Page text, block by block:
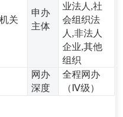
关
申办
主体
业法人,社
会组织法
人,非法人
企业,其他
组织
网办
深度
全程网办
（Ⅳ级）